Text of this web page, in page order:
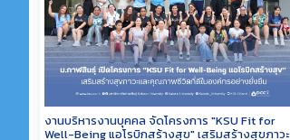
งานบริหารงานบุคคล จัดโครงการ "KSU Fit for
Well-Being แอโรบิกสร้างสุข" เสริมสร้างสุขภาวะ